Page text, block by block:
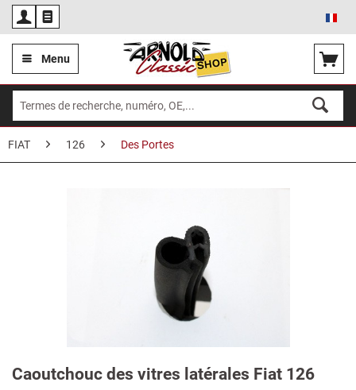
Menu
FIAT 126 Des Portes
Caoutchouc des vitres latérales Fiat 126